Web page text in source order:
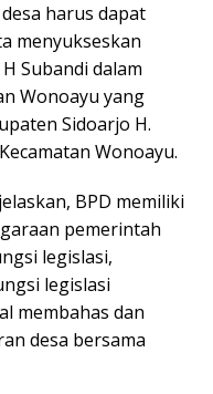
harus dapat
menyukseskan
Subandi dalam
Wonoayu yang
Sidoarjo H.
Wonoayu.
BPD memiliki
pemerintah
legislasi,
legislasi
membahas dan
desa bersama